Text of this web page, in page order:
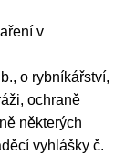
v
o rybníkářství,
ochraně
některých
vyhlášky č.